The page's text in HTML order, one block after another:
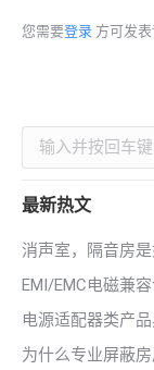
您需要登录 方可发表
Search:
最新热文
消声室，隔音房
EMI/EMC电磁兼
电源适配器类产
为什么专业屏蔽